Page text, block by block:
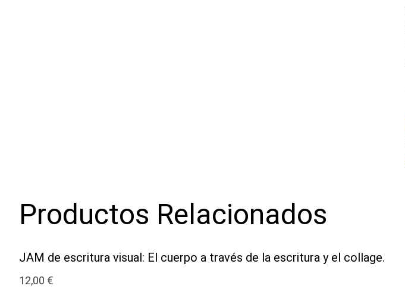
Productos Relacionados
JAM de escritura visual: El cuerpo a través de la escritura y el collage.
12,00 €